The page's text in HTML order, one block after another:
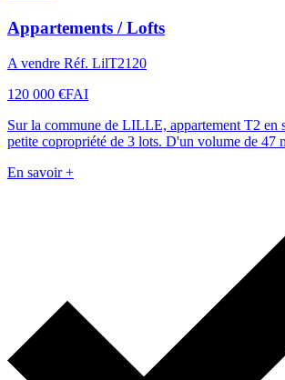
Appartements / Lofts
A vendre Réf. LilT2120
120 000 €FAI
Sur la commune de LILLE, appartement T2 en
petite copropriété de 3 lots. D'un volume de 47
En savoir +